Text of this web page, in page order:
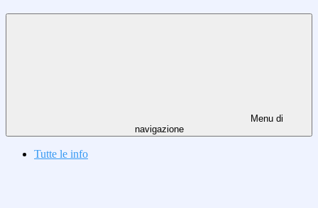
Menu di
navigazione
Tutte le info